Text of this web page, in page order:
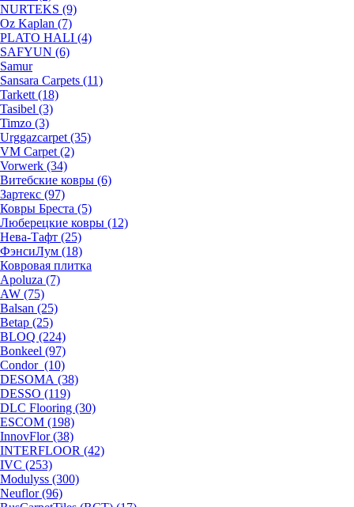
NURTEKS (9)
Oz Kaplan (7)
PLATO HALI (4)
SAFYUN (6)
Samur
Sansara Carpets (11)
Tarkett (18)
Tasibel (3)
Timzo (3)
Urggazcarpet (35)
VM Carpet (2)
Vorwerk (34)
Витебские ковры (6)
Зартекс (97)
Ковры Бреста (5)
Люберецкие ковры (12)
Нева-Тафт (25)
ФэнсиЛум (18)
Ковровая плитка
Apoluza (7)
AW (75)
Balsan (25)
Betap (25)
BLOQ (224)
Bonkeel (97)
Condor (10)
DESOMA (38)
DESSO (119)
DLC Flooring (30)
ESCOM (198)
InnovFlor (38)
INTERFLOOR (42)
IVC (253)
Modulyss (300)
Neuflor (96)